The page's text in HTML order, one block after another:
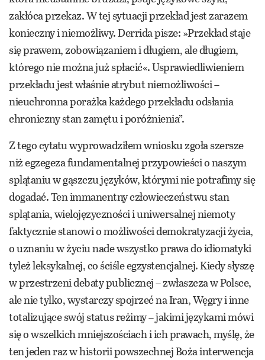
zakłóca przekaz. W tej sytuacji przekład jest zarazem
konieczny i niemożliwy. Derrida pisze: »Przekład staje
się prawem, zobowiązaniem i długiem, ale długiem,
którego nie można już spłacić«. Usprawiedliwieniem
przekładu jest właśnie atrybut niemożliwości –
nieuchronna porażka każdego przekładu odsłania
chroniczny stan zamętu i poróżnienia”.
Z tego cytatu wyprowadziłem wniosku zgoła szersze
niż egzegeza fundamentalnej przypowieści o naszym
splątaniu w gąszczu języków, którymi nie potrafimy się
dogadać. Ten immanentny człowieczeństwu stan
splątania, wielojęzyczności i uniwersalnej niemoty
faktycznie stanowi o możliwości demokratyzacji życia,
o uznaniu w życiu nade wszystko prawa do idiomatyki
tyleż leksykalnej, co ściśle egzystencjalnej. Kiedy słyszę
w przestrzeni debaty publicznej – zwłaszcza w Polsce,
ale nie tylko, wystarczy spojrzeć na Iran, Węgry i inne
totalizujące swój status reżimy – jakimi językami mówi
się o wszelkich mniejszościach i ich prawach, myślę, że
ten jeden raz w historii powszechnej Boża interwencja